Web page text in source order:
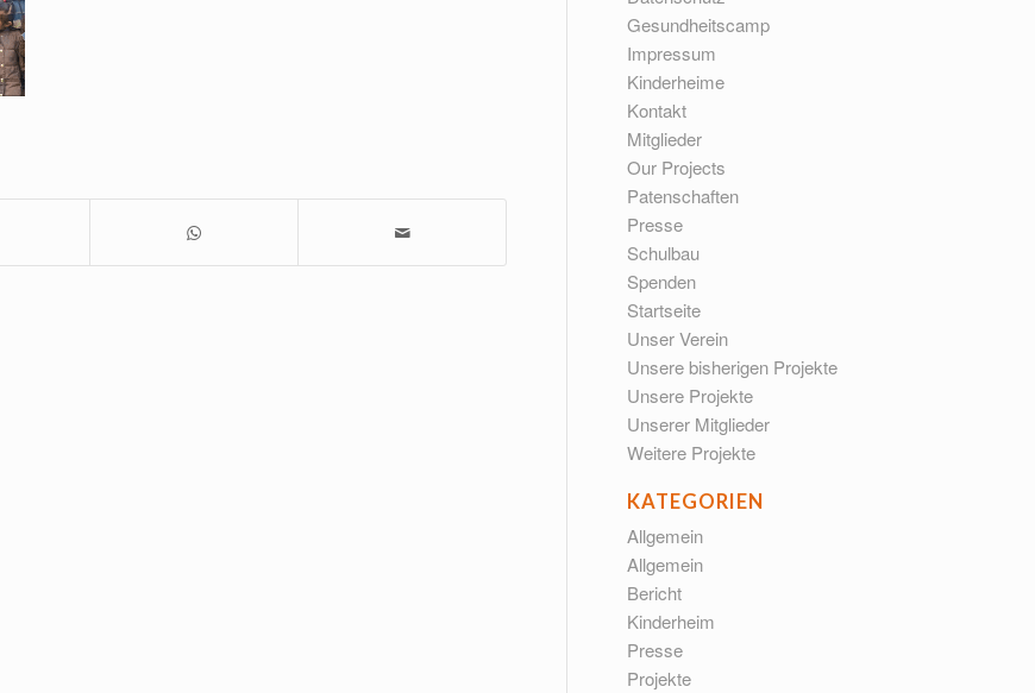
Gesundheitscamp
Impressum
Kinderheime
Kontakt
Mitglieder
Our Projects
Patenschaften
Presse
Schulbau
Spenden
Startseite
Unser Verein
Unsere bisherigen Projekte
Unsere Projekte
Unserer Mitglieder
Weitere Projekte
KATEGORIEN
Allgemein
Allgemein
Bericht
Kinderheim
Presse
Projekte